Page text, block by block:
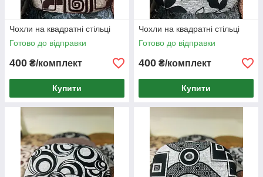
Чохли на квадратні стільці
Готово до відправки
400 ₴/комплект
Купити
Чохли на квадратні стільці
Готово до відправки
400 ₴/комплект
Купити